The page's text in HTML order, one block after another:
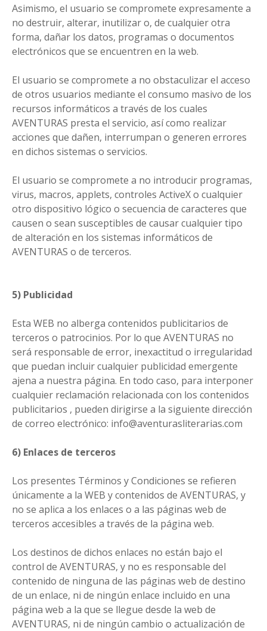
Asimismo, el usuario se compromete expresamente a
no destruir, alterar, inutilizar o, de cualquier otra
forma, dañar los datos, programas o documentos
electrónicos que se encuentren en la web.
El usuario se compromete a no obstaculizar el acceso
de otros usuarios mediante el consumo masivo de los
recursos informáticos a través de los cuales
AVENTURAS presta el servicio, así como realizar
acciones que dañen, interrumpan o generen errores
en dichos sistemas o servicios.
El usuario se compromete a no introducir programas,
virus, macros, applets, controles ActiveX o cualquier
otro dispositivo lógico o secuencia de caracteres que
causen o sean susceptibles de causar cualquier tipo
de alteración en los sistemas informáticos de
AVENTURAS o de terceros.
5) Publicidad
Esta WEB no alberga contenidos publicitarios de
terceros o patrocinios. Por lo que AVENTURAS no
será responsable de error, inexactitud o irregularidad
que puedan incluir cualquier publicidad emergente
ajena a nuestra página. En todo caso, para interponer
cualquier reclamación relacionada con los contenidos
publicitarios , pueden dirigirse a la siguiente dirección
de correo electrónico: info@aventurasliterarias.com
6) Enlaces de terceros
Los presentes Términos y Condiciones se refieren
únicamente a la WEB y contenidos de AVENTURAS, y
no se aplica a los enlaces o a las páginas web de
terceros accesibles a través de la página web.
Los destinos de dichos enlaces no están bajo el
control de AVENTURAS, y no es responsable del
contenido de ninguna de las páginas web de destino
de un enlace, ni de ningún enlace incluido en una
página web a la que se llegue desde la web de
AVENTURAS, ni de ningún cambio o actualización de